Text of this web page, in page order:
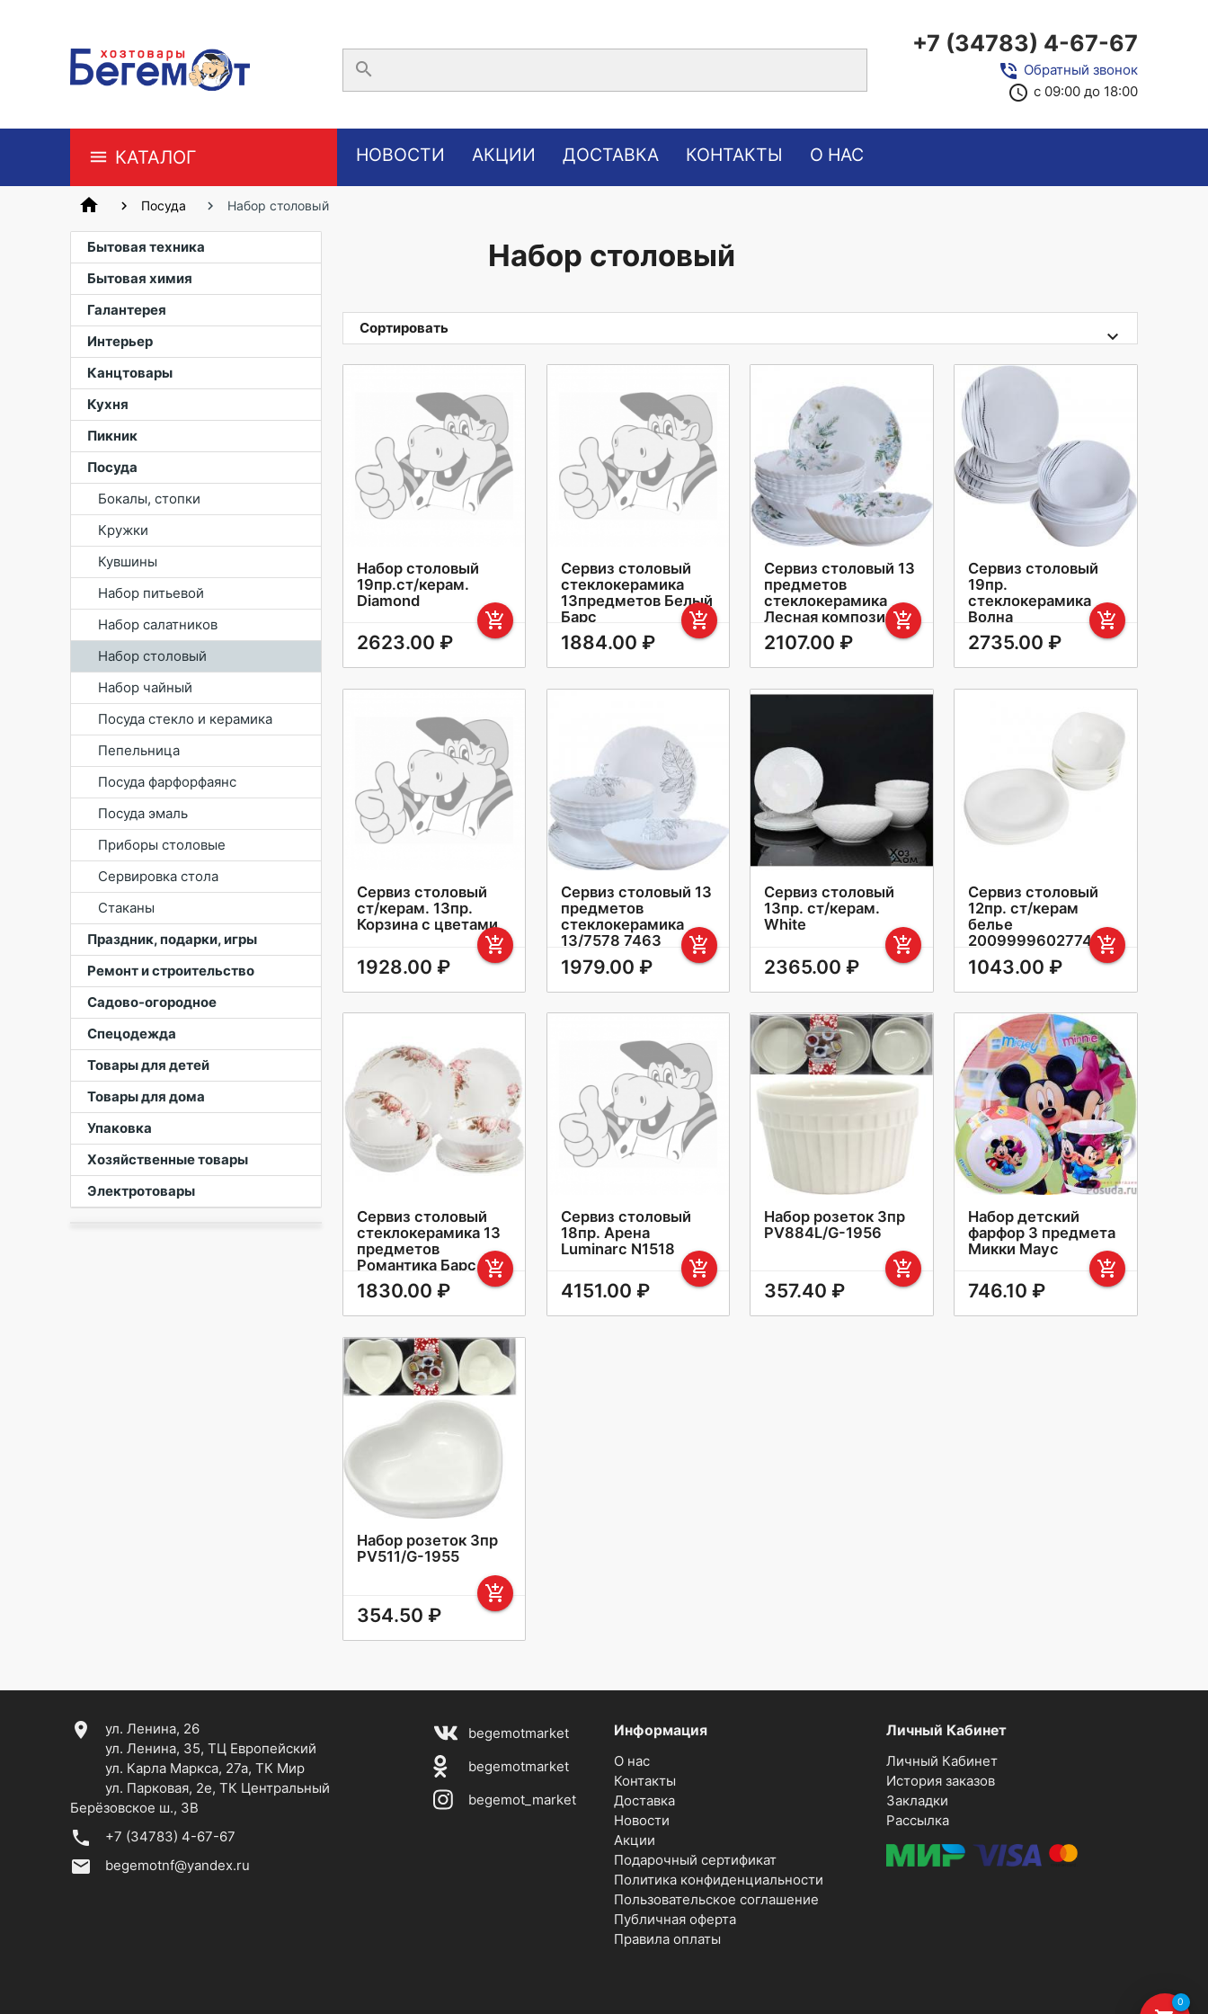
search
+7 (34783) 4-67-67
phone_in_talk Обратный звонок
access_time с 09:00 до 18:00
КАТАЛОГ НОВОСТИ АКЦИИ ДОСТАВКА КОНТАКТЫ О НАС
0
home Посуда Набор столовый
Бытовая техника
Бытовая химия
Галантерея
Интерьер
Канцтовары
Кухня
Пикник
Посуда
Бокалы, стопки
Кружки
Кувшины
Набор питьевой
Набор салатников
Набор столовый
Набор чайный
Посуда стекло и керамика
Пепельница
Посуда фарфорфаянс
Посуда эмаль
Приборы столовые
Сервировка стола
Стаканы
Праздник, подарки, игры
Ремонт и строительство
Садово-огородное
Спецодежда
Товары для детей
Товары для дома
Упаковка
Хозяйственные товары
Электротовары
Набор столовый
Сортировать
Набор столовый
19пр.ст/керам.
Diamond
add_shopping_cart
2623.00 ₽
Сервиз столовый
стеклокерамика
13предметов Белый
Барс
H13BT/13/7578/XN
add_shopping_cart
1884.00 ₽
Сервиз столовый 13
предметов
стеклокерамика
Лесная композиция
GRAY-13
add_shopping_cart
2107.00 ₽
Сервиз столовый
19пр.
стеклокерамика
Волна
FLYGP8575675
add_shopping_cart
2735.00 ₽
Сервиз столовый
ст/керам. 13пр.
Корзина с цветами
add_shopping_cart
1928.00 ₽
Сервиз столовый 13
предметов
стеклокерамика
13/7578 7463
add_shopping_cart
1979.00 ₽
Сервиз столовый
13пр. ст/керам.
White
add_shopping_cart
2365.00 ₽
Сервиз столовый
12пр. ст/керам
белье
2009999602774 add_shopping_cart
1043.00 ₽
Сервиз столовый
стеклокерамика 13
предметов
Романтика Барс add_shopping_cart
1830.00 ₽
Сервиз столовый
18пр. Арена
Luminarc N1518
add_shopping_cart
4151.00 ₽
Набор розеток 3пр
PV884L/G-1956
add_shopping_cart
357.40 ₽
Набор детский
фарфор 3 предмета
Микки Маус
add_shopping_cart
746.10 ₽
Набор розеток 3пр
PV511/G-1955
add_shopping_cart
354.50 ₽
location_on
ул. Ленина, 26
ул. Ленина, 35, ТЦ Европейский
ул. Карла Маркса, 27а, ТК Мир
ул. Парковая, 2е, ТК Центральный
Берёзовское ш., 3В
phone +7 (34783) 4-67-67
email begemotnf@yandex.ru
begemotmarket
begemotmarket
begemot_market
Информация
О нас
Контакты
Доставка
Новости
Акции
Подарочный сертификат
Политика конфиденциальности
Пользовательское соглашение
Публичная оферта
Правила оплаты
Личный Кабинет
Личный Кабинет
История заказов
Закладки
Рассылка